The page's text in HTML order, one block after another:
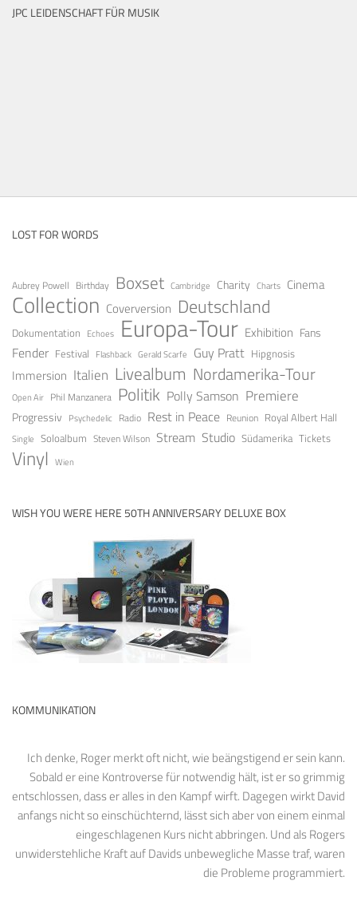
JPC LEIDENSCHAFT FÜR MUSIK
LOST FOR WORDS
Aubrey Powell Birthday Boxset Cambridge Charity Charts Cinema
Collection Coverversion Deutschland
Dokumentation Echoes Europa-Tour Exhibition Fans
Fender Festival Flashback Gerald Scarfe Guy Pratt Hipgnosis
Immersion Italien Livealbum Nordamerika-Tour
Open Air Phil Manzanera Politik Polly Samson Premiere
Progressiv Psychedelic Radio Rest in Peace Reunion Royal Albert Hall
Single Soloalbum Steven Wilson Stream Studio Südamerika Tickets
Vinyl Wien
WISH YOU WERE HERE 50TH ANNIVERSARY DELUXE BOX
KOMMUNIKATION
Ich denke, Roger merkt oft nicht, wie beängstigend er sein kann.
Sobald er eine Kontroverse für notwendig hält, ist er so grimmig
entschlossen, dass er alles in den Kampf wirft. Dagegen wirkt David
anfangs nicht so einschüchternd, lässt sich aber von einem einmal
eingeschlagenen Kurs nicht abbringen. Und als Rogers
unwiderstehliche Kraft auf Davids unbewegliche Masse traf, waren
die Probleme programmiert.